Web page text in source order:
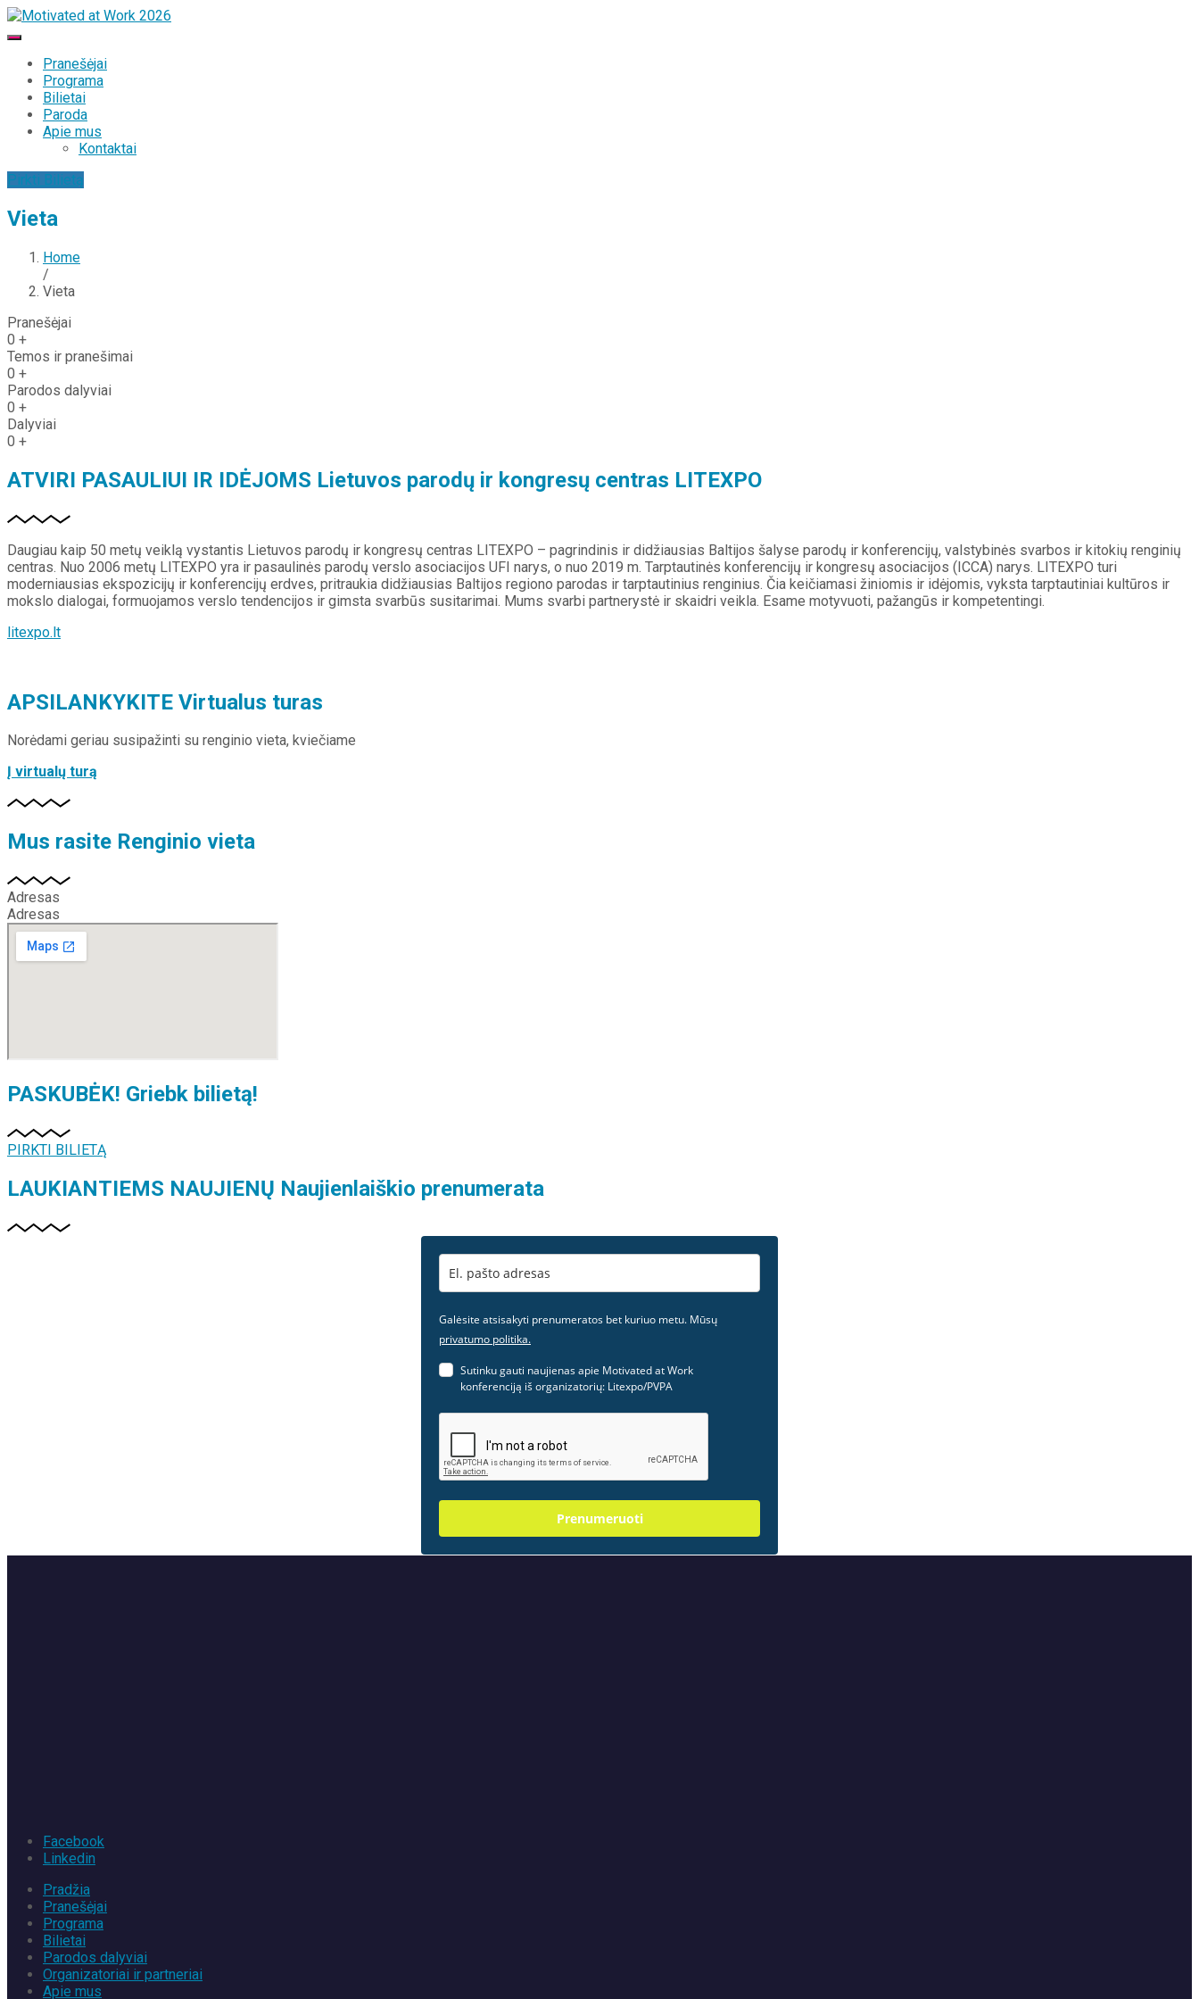
Pranešėjai
Programa
Bilietai
Paroda
Apie mus
Kontaktai
Pirkti Bilietą
Vieta
Home
/
Vieta
Pranešėjai
0 +
Temos ir pranešimai
0 +
Parodos dalyviai
0 +
Dalyviai
0 +
ATVIRI PASAULIUI IR IDĖJOMS Lietuvos parodų ir kongresų centras LITEXPO
Daugiau kaip 50 metų veiklą vystantis Lietuvos parodų ir kongresų centras LITEXPO – pagrindinis ir didžiausias Baltijos šalyse parodų ir konferencijų, valstybinės svarbos ir kitokių renginių
centras. Nuo 2006 metų LITEXPO yra ir pasaulinės parodų verslo asociacijos UFI narys, o nuo 2019 m. Tarptautinės konferencijų ir kongresų asociacijos (ICCA) narys. LITEXPO turi
moderniausias ekspozicijų ir konferencijų erdves, pritraukia didžiausias Baltijos regiono parodas ir tarptautinius renginius. Čia keičiamasi žiniomis ir idėjomis, vyksta tarptautiniai kultūros ir
mokslo dialogai, formuojamos verslo tendencijos ir gimsta svarbūs susitarimai. Mums svarbi partnerystė ir skaidri veikla. Esame motyvuoti, pažangūs ir kompetentingi.
litexpo.lt
APSILANKYKITE Virtualus turas
Norėdami geriau susipažinti su renginio vieta, kviečiame
Į virtualų turą
Mus rasite Renginio vieta
Adresas
Adresas
PASKUBĖK! Griebk bilietą!
PIRKTI BILIETĄ
LAUKIANTIEMS NAUJIENŲ Naujienlaiškio prenumerata​
Galėsite atsisakyti prenumeratos bet kuriuo metu. Mūsų
privatumo politika.
Sutinku gauti naujienas apie Motivated at Work
konferenciją iš organizatorių: Litexpo/PVPA
Prenumeruoti
Facebook
Linkedin
Pradžia
Pranešėjai
Programa
Bilietai
Parodos dalyviai
Organizatoriai ir partneriai
Apie mus